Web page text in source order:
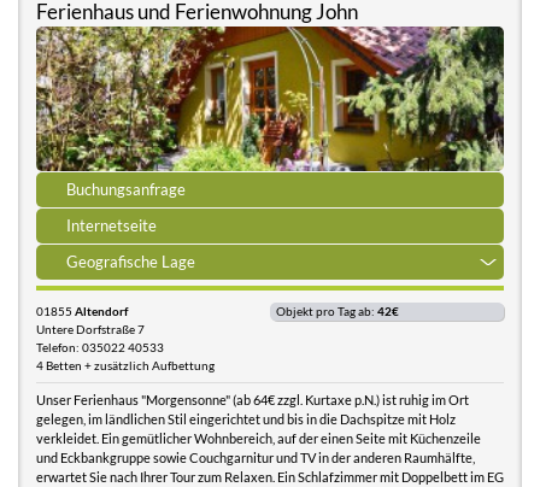
Ferienhaus und Ferienwohnung John
Buchungsanfrage
Internetseite
Geografische Lage
01855 Altendorf
Untere Dorfstraße 7
Telefon: 035022 40533
4 Betten + zusätzlich Aufbettung
Objekt pro Tag ab: 42€
Unser Ferienhaus "Morgensonne" (ab 64€ zzgl. Kurtaxe p.N.) ist ruhig im Ort
gelegen, im ländlichen Stil eingerichtet und bis in die Dachspitze mit Holz
verkleidet. Ein gemütlicher Wohnbereich, auf der einen Seite mit Küchenzeile
und Eckbankgruppe sowie Couchgarnitur und TV in der anderen Raumhälfte,
erwartet Sie nach Ihrer Tour zum Relaxen. Ein Schlafzimmer mit Doppelbett im EG